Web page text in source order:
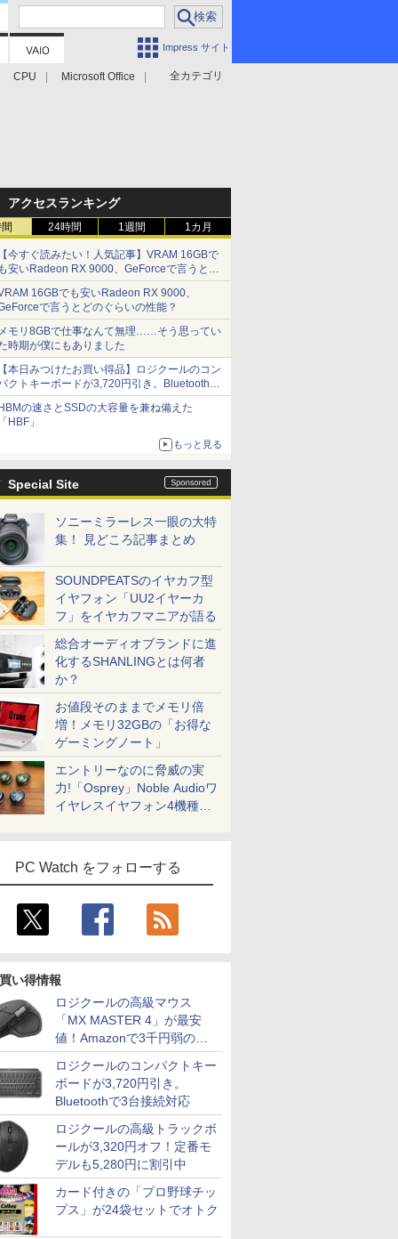
Impress サイト
全カテゴリ
CPU Microsoft Office
アクセスランキング
24時間 1週間 1カ月
今すぐ読みたい！人気記事】VRAM 16GBで
安いRadeon RX 9000、GeForceで言うとど
ぐらいの性能？ - PC Watch
16GBでも安いRadeon RX 9000、
で言うとどのぐらいの性能？
モリ8GBで仕事なんて無理……そう思ってい
時期が僕にもありました
本日みつけたお買い得品】ロジクールのコン
クトキーボードが3,720円引き。Bluetoothで3
接続対応
の速さとSSDの大容量を兼ね備えた
HBF」
もっと見る
Special Site
ソニーミラーレス一眼の大特
集！ 見どころ記事まとめ
SOUNDPEATSのイヤカフ型
イヤフォン「UU2イヤーカ
フ」をイヤカフマニアが語る
総合オーディオブランドに進
化するSHANLINGとは何者
か？
お値段そのままでメモリ倍
増！メモリ32GBの「お得な
ゲーミングノート」
エントリーなのに脅威の実
力!「Osprey」Noble Audioワ
イヤレスイヤフォン4機種を
PC Watch をフォローする
い得情報
ロジクールの高級マウス
「MX MASTER 4」が最安
値！Amazonで3千円弱の割
引
ロジクールのコンパクトキー
ボードが3,720円引き。
Bluetoothで3台接続対応
ロジクールの高級トラックボ
ールが3,320円オフ！定番モ
デルも5,280円に割引中
カード付きの「プロ野球チッ
プス」が24袋セットでオトク